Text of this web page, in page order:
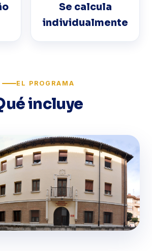
Se calcula
individualmente
EL PROGRAMA
incluye